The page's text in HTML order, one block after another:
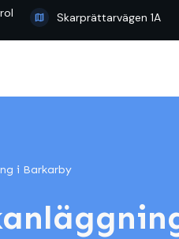
Skarprättarvägen 1A
i Barkarby